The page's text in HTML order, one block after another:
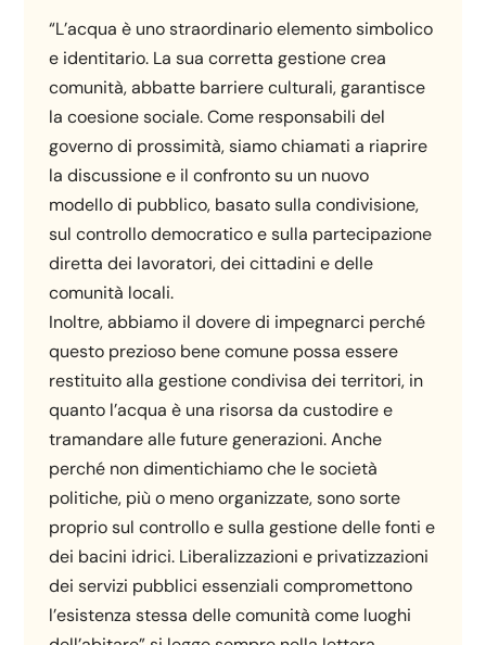
“L’acqua è uno straordinario elemento simbolico
e identitario. La sua corretta gestione crea
comunità, abbatte barriere culturali, garantisce
la coesione sociale. Come responsabili del
governo di prossimità, siamo chiamati a riaprire
la discussione e il confronto su un nuovo
modello di pubblico, basato sulla condivisione,
sul controllo democratico e sulla partecipazione
diretta dei lavoratori, dei cittadini e delle
comunità locali.
Inoltre, abbiamo il dovere di impegnarci perché
questo prezioso bene comune possa essere
restituito alla gestione condivisa dei territori, in
quanto l’acqua è una risorsa da custodire e
tramandare alle future generazioni. Anche
perché non dimentichiamo che le società
politiche, più o meno organizzate, sono sorte
proprio sul controllo e sulla gestione delle fonti e
dei bacini idrici. Liberalizzazioni e privatizzazioni
dei servizi pubblici essenziali compromettono
l’esistenza stessa delle comunità come luoghi